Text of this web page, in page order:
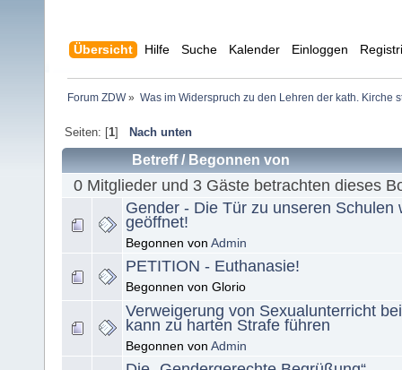
Übersicht Hilfe Suche Kalender Einloggen
Forum ZDW» Was im Widerspruch zu den Lehren der kath. Kirche
Seiten: [1] Nach unten
Betreff/ Begonnen von
0 Mitglieder und 3 Gäste betrachten dieses
Gender - Die Tür zu unseren Schulen
geöffnet!
Begonnen von Admin
PETITION - Euthanasie!
Begonnen von Glorio
Verweigerung von Sexualunterricht
kann zu harten Strafe führen
Begonnen von Admin